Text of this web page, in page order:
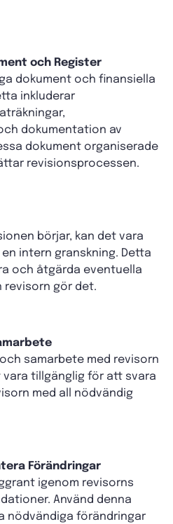
och Register
dokument och finansiella
inkluderar
dokumentation av
dokument organiserade
revisionsprocessen.
börjar, kan det vara
intern granskning. Detta
och åtgärda eventuella
revisorn gör det.
samarbete med revisorn
vara tillgänglig för att svara
med all nödvändig
Förändringar
igenom revisorns
Använd denna
nödvändiga förändringar